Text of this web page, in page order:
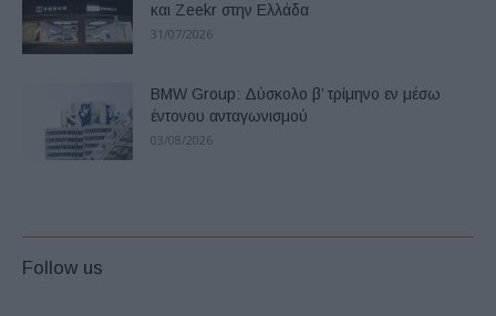
και Zeekr στην Ελλάδα
31/07/2026
BMW Group: Δύσκολο β’ τρίμηνο εν μέσω
έντονου ανταγωνισμού
03/08/2026
Follow us